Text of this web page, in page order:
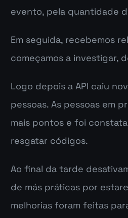
evento, pela quantidade
Em seguida, recebemos
começamos a investigar,
Logo depois a API caiu
pessoas. As pessoas em
mais pontos e foi
resgatar códigos.
Ao final da tarde
de más práticas por
melhorias foram feitas